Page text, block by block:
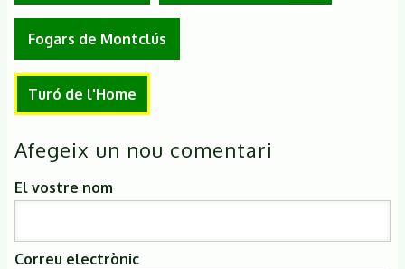
Fogars de Montclús
Turó de l'Home
Afegeix un nou comentari
El vostre nom
Correu electrònic